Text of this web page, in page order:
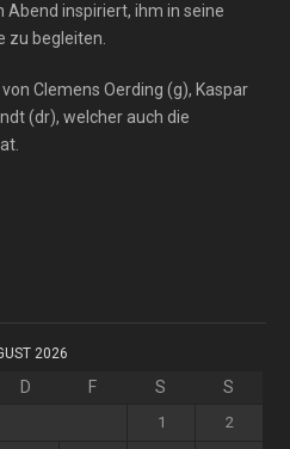
Abend inspiriert, ihm in seine
zu begleiten.
Clemens Oerding (g), Kaspar
(dr), welcher auch die
2026
D F S S
1 2